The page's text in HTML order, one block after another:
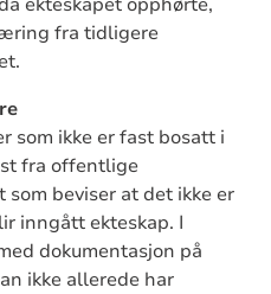
fra tidligere
som ikke er fast bosatt i
fra offentlige
beviser at det ikke er
inngått ekteskap. I
dokumentasjon på
ikke allerede har